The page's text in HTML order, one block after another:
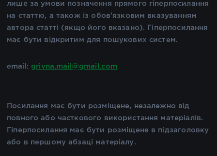
лише за умови позначення прямого гіперпосилання
на статтю, а також із обов'язковим вказуванням
автора статті (якщо його вказано). Гіперпосилання
має бути відкритим для пошукових систем.
email: grivna.mail@gmail.com
Посилання має бути розміщене, незалежно від
повного або часткового використання матеріалів.
Гіперпосилання має бути розміщене в підзаголовку
або в першому абзаці матеріалу.